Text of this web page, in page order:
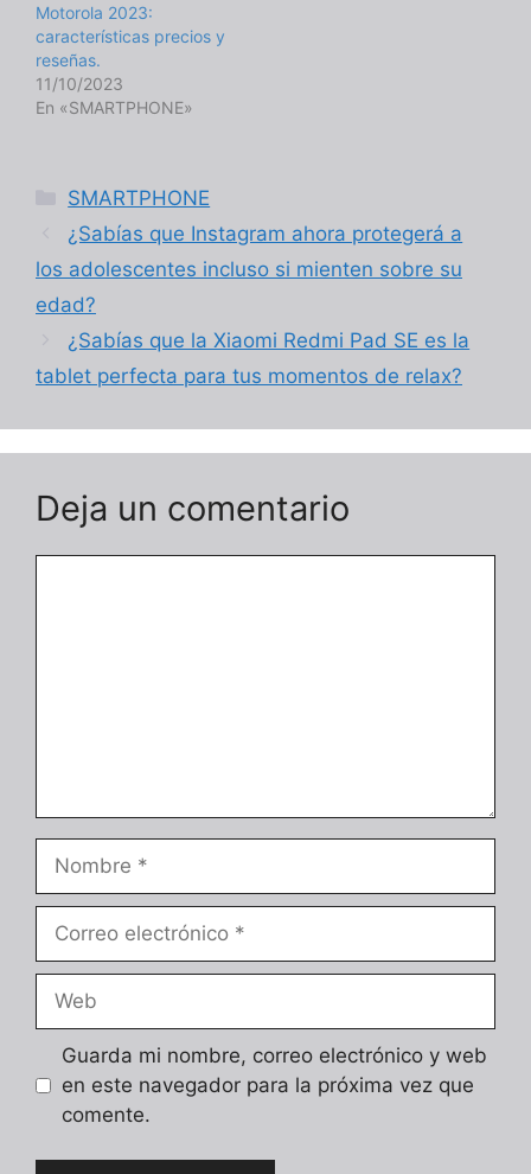
Motorola 2023:
características precios y
reseñas.
11/10/2023
En «SMARTPHONE»
Categorías
SMARTPHONE
¿Sabías que Instagram ahora protegerá a
los adolescentes incluso si mienten sobre su
edad?
¿Sabías que la Xiaomi Redmi Pad SE es la
tablet perfecta para tus momentos de relax?
Deja un comentario
electrónico
Guarda mi nombre, correo electrónico y web
en este navegador para la próxima vez que
comente.